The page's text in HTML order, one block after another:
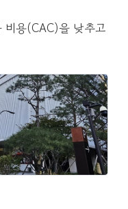
비용(CAC)을 낮추고